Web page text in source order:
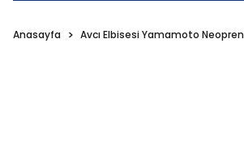
Anasayfa Avcı Elbisesi Yamamoto Neopren